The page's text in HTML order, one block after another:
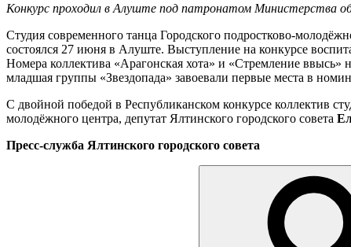
Конкурс проходил в Алуште под патронатом Министерства
Студия современного танца Городского подростково-
состоялся 27 июня в Алуште. Выступление на конкурсе
Номера коллектива «Арагонская хота» и «Стремление
младшая группы «Звездопада» завоевали первые места в
С двойной победой в Республиканском конкурсе коллектив
молодёжного центра, депутат Ялтинского городского совета
Пресс-служба Ялтинского городского совета